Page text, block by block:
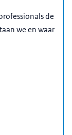
de
we en waar